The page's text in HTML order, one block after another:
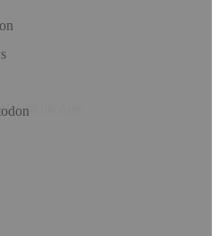
Hol dir die App!